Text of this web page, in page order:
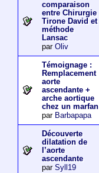
comparaison
entre Chirurgie
Tirone David et
méthode
Lansac
par Oliv
Témoignage :
Remplacement
aorte
ascendante +
arche aortique
chez un marfan
par Barbapapa
Découverte
dilatation de
l’aorte
ascendante
par Syll19